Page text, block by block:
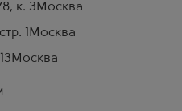
к. 3 Москва
1
Москва
Москва